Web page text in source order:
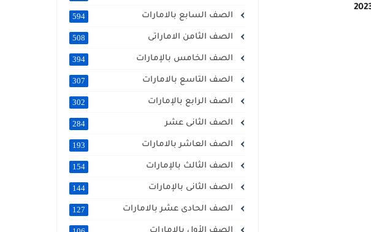
الصف السابع بالامارات 594
الصف الثامن الاماراتى 508
الصف الخامس بالإمارات 394
الصف التاسع بالامارات 307
الصف الرابع بالإمارات 302
الصف الثانى عشر 284
الصف العاشر بالامارات 193
الصف الثالث بالإمارات 154
الصف الثانى بالإمارات 144
الصف الحادى عشر بالامارات 127